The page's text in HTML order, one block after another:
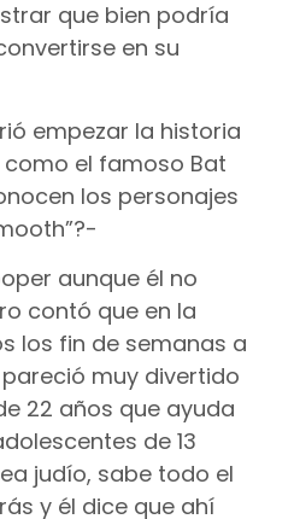
que bien podría
en su
empezar la historia
el famoso Bat
los personajes
aunque él no
contó que en la
los fin de semanas a
muy divertido
22 años que ayuda
de 13
judío, sabe todo el
y él dice que ahí